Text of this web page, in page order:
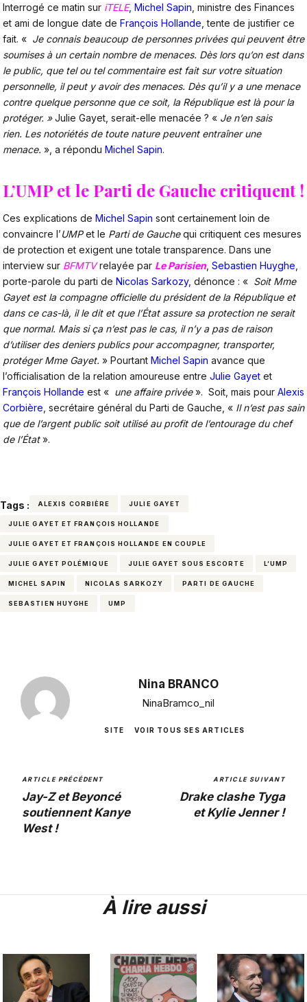
Interrogé ce matin sur iTELE, Michel Sapin , ministre des Finances
et ami de longue date de François Hollande, tente de justifier ce
fait. « Je connais beaucoup de personnes privées qui peuvent être
soumises à un certain nombre de menaces. Dès lors qu’on est dans
le public, que tel ou tel commentaire est fait sur votre situation
personnelle, il peut y avoir des menaces. Dès qu’il y a une menace
contre quelque personne que ce soit, la République est là pour la
protéger. »Julie Gayet, serait-elle menacée ? « Je n’en sais
rien. Les notoriétés de toute nature peuvent entraîner une
menace. », a répondu Michel Sapin.
L’UMP et le Parti de Gauche critiquent !
Ces explications de Michel Sapin sont certainement loin de
convaincre l’UMPet le Parti de Gauchequi critiquent ces mesures
de protection et exigent une totale transparence. Dans une
interview sur BFMTVrelayée par Le Parisien, Sebastien Huyghe
porte-parole du parti de Nicolas Sarkozy, dénonce : « Soit Mme
Gayet est la compagne officielle du président de la République et
dans ce cas-là, il le dit et que l’État assure sa protection ne serait
que normal. Mais si ça n’est pas le cas, il n’y a pas de raison
d’utiliser des deniers publics pour accompagner, transporter,
protéger Mme Gayet. » Pourtant Michel Sapin avance que
l’officialisation de la relation amoureuse entre Julie Gayet et
François Hollande est « une affaire privée». Soit, mais pour Alexis
Corbière , secrétaire général du Parti de Gauche, « Il n’est pas sain
que de l’argent public soit utilisé au profit de l’entourage du chef
de l’État».
Tags : ALEXIS CORBIÈRE JULIE GAYET
JULIE GAYET ET FRANÇOIS HOLLANDE
JULIE GAYET ET FRANÇOIS HOLLANDE EN COUPLE
JULIE GAYET POLÉMIQUE JULIE GAYET SOUS ESCORTE L’UMP
MICHEL SAPIN NICOLAS SARKOZY PARTI DE GAUCHE
SEBASTIEN HUYGHE UMP
Nina BRANCO
NinaBramco_nil
SITE VOIR TOUS SES ARTICLES
ARTICLE PRÉCÉDENT
Jay-Z et Beyoncé
soutiennent Kanye
West !
ARTICLE SUIVANT
Drake clashe Tyga
et Kylie Jenner !
À lire aussi